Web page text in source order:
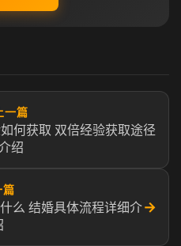
一篇
何获取 双倍经验获取途径
绍
篇
么 结婚具体流程详细介→